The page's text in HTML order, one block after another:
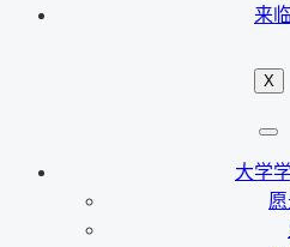
来
X
大学